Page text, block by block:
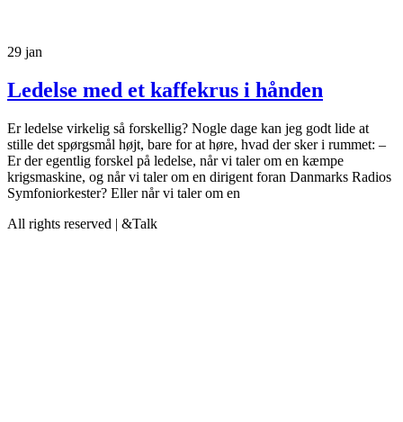
29 jan
Ledelse med et kaffekrus i hånden
Er ledelse virkelig så forskellig? Nogle dage kan jeg godt lide at
stille det spørgsmål højt, bare for at høre, hvad der sker i rummet: –
Er der egentlig forskel på ledelse, når vi taler om en kæmpe
krigsmaskine, og når vi taler om en dirigent foran Danmarks Radios
Symfoniorkester? Eller når vi taler om en
All rights reserved | &Talk